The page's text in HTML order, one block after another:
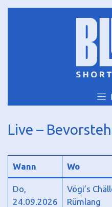
Live –
Wann Wo
Do,
24.09.2026
Vögi’s
Rümlang